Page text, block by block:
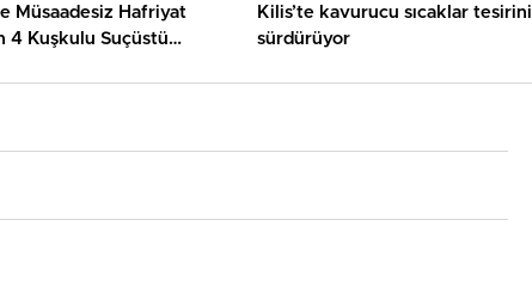
Müsaadesiz Hafriyat
4 Kuşkulu Suçüstü
Kilis’te kavurucu sıcaklar tesirini
sürdürüyor